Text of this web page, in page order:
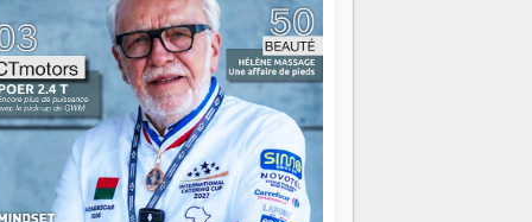
on pourrait s'arrêter là, applaudir et
chez soi satisfait. Mais ce serait
à côté d'une chose essentielle. La
ça brûle fort — et parfois, ça brûle
Une flamme sans direction peut
autant qu'elle peut consumer. C'est
que les aînés entrent en scène — pas
reprendre le gouvernail, mais pour
où sont les récifs. Les jeunes ont la
les vieux ont l'expérience, comme on